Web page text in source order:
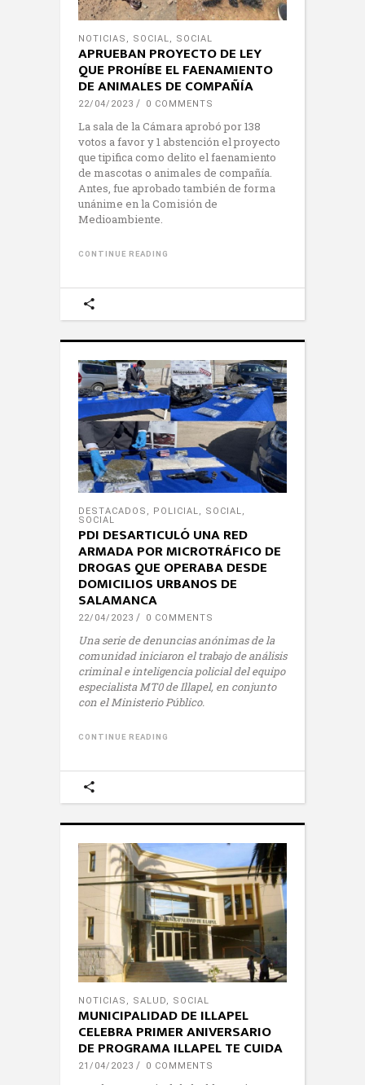
NOTICIAS , SOCIAL, SOCIAL
APRUEBAN PROYECTO DE LEY
QUE PROHÍBE EL FAENAMIENTO
DE ANIMALES DE COMPAÑÍA
22/04/2023 0 COMMENTS
La sala de la Cámara aprobó por 138
votos a favor y 1 abstención el proyecto
que tipifica como delito el faenamiento
de mascotas o animales de compañía.
Antes, fue aprobado también de forma
unánime en la Comisión de
Medioambiente.
CONTINUE READING
DESTACADOS , POLICIAL, SOCIAL,
SOCIAL
PDI DESARTICULÓ UNA RED
ARMADA POR MICROTRÁFICO DE
DROGAS QUE OPERABA DESDE
DOMICILIOS URBANOS DE
SALAMANCA
22/04/2023 0 COMMENTS
Una serie de denuncias anónimas de la
comunidad iniciaron el trabajo de análisis
criminal e inteligencia policial del equipo
especialista MT0 de Illapel, en conjunto
con el Ministerio Público.
CONTINUE READING
NOTICIAS , SALUD, SOCIAL
MUNICIPALIDAD DE ILLAPEL
CELEBRA PRIMER ANIVERSARIO
DE PROGRAMA ILLAPEL TE CUIDA
21/04/2023 0 COMMENTS